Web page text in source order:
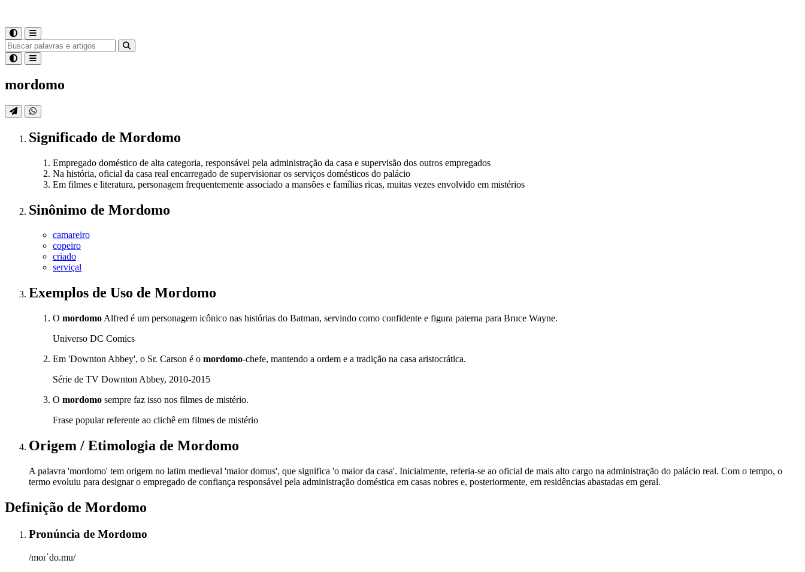
mordomo
Significado de Mordomo
Empregado doméstico de alta categoria, responsável pela administração da casa e supervisão dos outros empregados
Na história, oficial da casa real encarregado de supervisionar os serviços domésticos do palácio
Em filmes e literatura, personagem frequentemente associado a mansões e famílias ricas, muitas vezes envolvido em mistérios
Sinônimo de Mordomo
camareiro
copeiro
criado
serviçal
Exemplos de Uso de Mordomo
O mordomo Alfred é um personagem icônico nas histórias do Batman, servindo como confidente e figura paterna para Bruce Wayne.
Universo DC Comics
Em 'Downton Abbey', o Sr. Carson é o mordomo-chefe, mantendo a ordem e a tradição na casa aristocrática.
Série de TV Downton Abbey, 2010-2015
O mordomo sempre faz isso nos filmes de mistério.
Frase popular referente ao clichê em filmes de mistério
Origem / Etimologia de Mordomo
A palavra 'mordomo' tem origem no latim medieval 'maior domus', que significa 'o maior da casa'. Inicialmente, referia-se ao oficial de mais alto cargo na administração do palácio real. Com o tempo, o
termo evoluiu para designar o empregado de confiança responsável pela administração doméstica em casas nobres e, posteriormente, em residências abastadas em geral.
Definição de Mordomo
Pronúncia de Mordomo
/moɾˈdo.mu/